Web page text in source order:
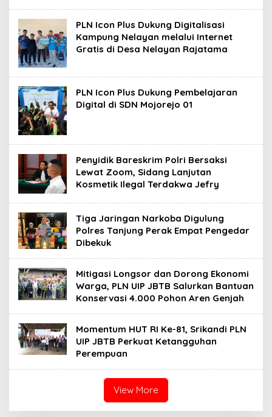
PLN Icon Plus Dukung Digitalisasi
Kampung Nelayan melalui Internet
Gratis di Desa Nelayan Rajatama
PLN Icon Plus Dukung Pembelajaran
Digital di SDN Mojorejo 01
Penyidik Bareskrim Polri Bersaksi
Lewat Zoom, Sidang Lanjutan
Kosmetik Ilegal Terdakwa Jefry
Tiga Jaringan Narkoba Digulung
Polres Tanjung Perak Empat Pengedar
Dibekuk
Mitigasi Longsor dan Dorong Ekonomi
Warga, PLN UIP JBTB Salurkan Bantuan
Konservasi 4.000 Pohon Aren Genjah
Momentum HUT RI Ke-81, Srikandi PLN
UIP JBTB Perkuat Ketangguhan
Perempuan
View More